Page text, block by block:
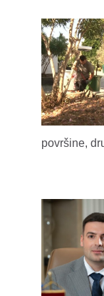
površine,